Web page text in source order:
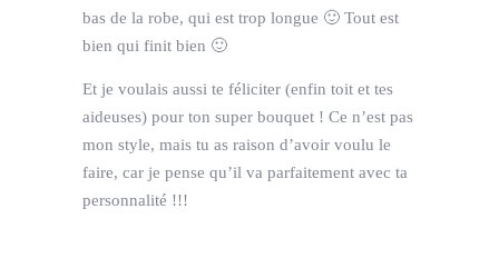
bas de la robe, qui est trop longue 🙂 Tout est
bien qui finit bien 🙂
Et je voulais aussi te féliciter (enfin toit et tes
aideuses) pour ton super bouquet ! Ce n’est pas
mon style, mais tu as raison d’avoir voulu le
faire, car je pense qu’il va parfaitement avec ta
personnalité !!!